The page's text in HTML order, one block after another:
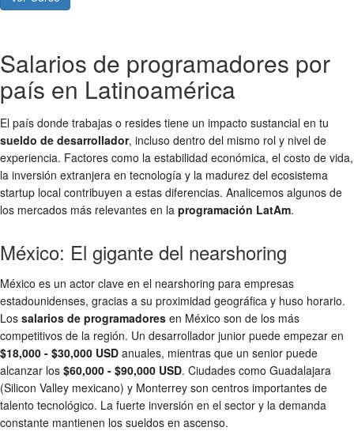
Salarios de programadores por
país en Latinoamérica
El país donde trabajas o resides tiene un impacto sustancial en tu
sueldo de desarrollador, incluso dentro del mismo rol y nivel de
experiencia. Factores como la estabilidad económica, el costo de vida,
la inversión extranjera en tecnología y la madurez del ecosistema
startup local contribuyen a estas diferencias. Analicemos algunos de
los mercados más relevantes en la programación LatAm.
México: El gigante del nearshoring
México es un actor clave en el nearshoring para empresas
estadounidenses, gracias a su proximidad geográfica y huso horario.
Los salarios de programadores en México son de los más
competitivos de la región. Un desarrollador junior puede empezar en
$18,000 - $30,000 USD anuales, mientras que un senior puede
alcanzar los $60,000 - $90,000 USD. Ciudades como Guadalajara
(Silicon Valley mexicano) y Monterrey son centros importantes de
talento tecnológico. La fuerte inversión en el sector y la demanda
constante mantienen los sueldos en ascenso.